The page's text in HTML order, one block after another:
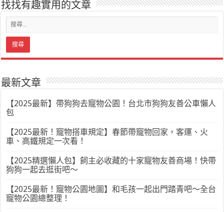
找找有趣實用的文章
最新文章
【2025最新】帶狗狗去寵物公園！台北市狗狗友善公車懶人
包
【2025最新！寵物搭車規定】春節帶寵物回家，客運、火
車、高鐵規定一次看！
【2025精選懶人包】飼主必收藏的十家寵物友善商場！快帶
狗狗一起去逛街吧～
【2025最新！寵物公園地圖】和毛孩一起出門踏青吧～全台
寵物公園總整理！